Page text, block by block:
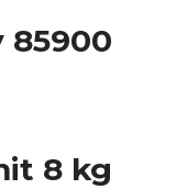
85900
8 kg